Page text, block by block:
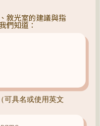
敘光室的建議與指
們知道：
可具名或使用英文